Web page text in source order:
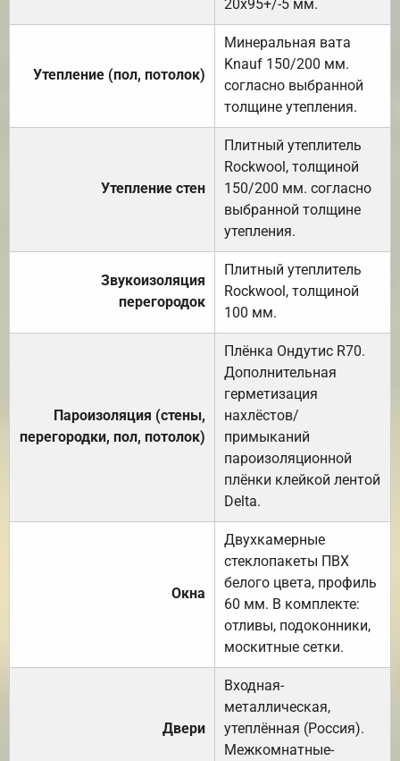
20х95+/-5 мм.
Утепление (пол, потолок)
Минеральная вата
Knauf 150/200 мм.
согласно выбранной
толщине утепления.
Утепление стен
Плитный утеплитель
Rockwool, толщиной
150/200 мм. согласно
выбранной толщине
утепления.
Звукоизоляция
перегородок
Плитный утеплитель
Rockwool, толщиной
100 мм.
Пароизоляция (стены,
перегородки, пол, потолок)
Плёнка Ондутис R70.
Дополнительная
герметизация
нахлёстов/
примыканий
пароизоляционной
плёнки клейкой лентой
Delta.
Окна
Двухкамерные
стеклопакеты ПВХ
белого цвета, профиль
60 мм. В комплекте:
отливы, подоконники,
москитные сетки.
Двери
Входная-
металлическая,
утеплённая (Россия).
Межкомнатные-